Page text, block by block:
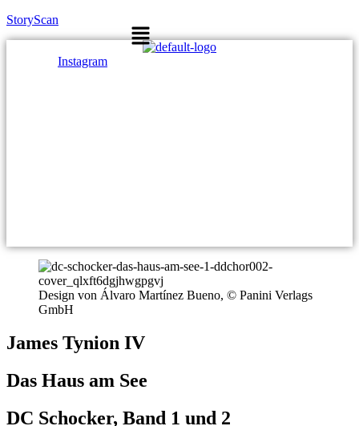
StoryScan Menü
Instagram
Design von Álvaro Martínez Bueno, © Panini Verlags
GmbH
James Tynion IV
Das Haus am See
DC Schocker, Band 1 und 2